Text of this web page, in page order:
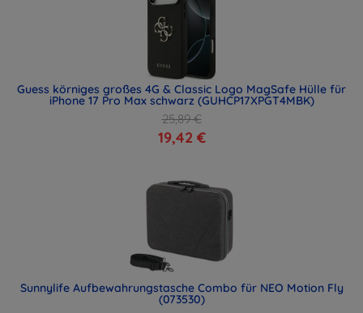
Guess körniges großes 4G & Classic Logo MagSafe Hülle für
iPhone 17 Pro Max schwarz (GUHCP17XPGT4MBK)
25,89 €
19,42 €
Sunnylife Aufbewahrungstasche Combo für NEO Motion Fly
(073530)